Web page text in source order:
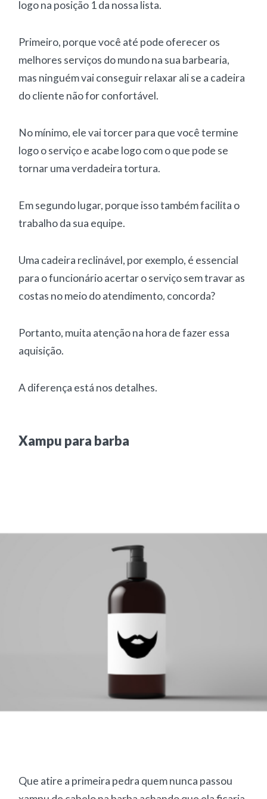
logo na posição 1 da nossa lista.
Primeiro, porque você até pode oferecer os
melhores serviços do mundo na sua barbearia,
mas ninguém vai conseguir relaxar ali se a cadeira
do cliente não for confortável.
No mínimo, ele vai torcer para que você termine
logo o serviço e acabe logo com o que pode se
tornar uma verdadeira tortura.
Em segundo lugar, porque isso também facilita o
trabalho da sua equipe.
Uma cadeira reclinável, por exemplo, é essencial
para o funcionário acertar o serviço sem travar as
costas no meio do atendimento, concorda?
Portanto, muita atenção na hora de fazer essa
aquisição.
A diferença está nos detalhes.
Xampu para barba
Que atire a primeira pedra quem nunca passou